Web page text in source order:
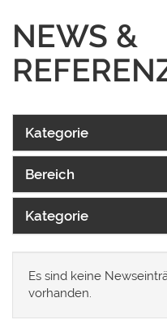
NEWS &
Kategorie
Bereich
Kategorie
Es sind keine
vorhanden.